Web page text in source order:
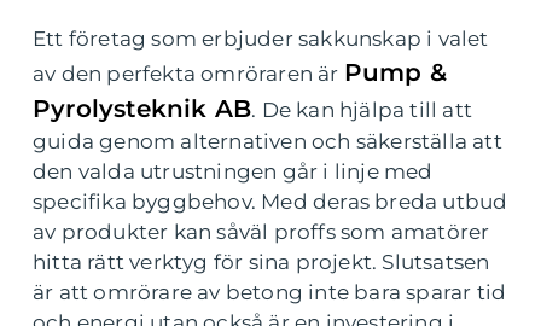
Ett företag som erbjuder sakkunskap i valet
av den perfekta omröraren är Pump &
Pyrolysteknik AB. De kan hjälpa till att
guida genom alternativen och säkerställa att
den valda utrustningen går i linje med
specifika byggbehov. Med deras breda utbud
av produkter kan såväl proffs som amatörer
hitta rätt verktyg för sina projekt. Slutsatsen
är att omrörare av betong inte bara sparar tid